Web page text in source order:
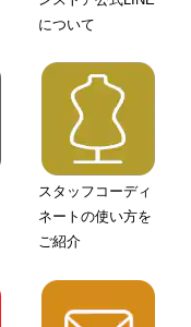
について
スタッフコーディ
ネートの使い方を
ご紹介